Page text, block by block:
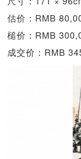
估价：RMB
槌价：RMB
成交价：RMB